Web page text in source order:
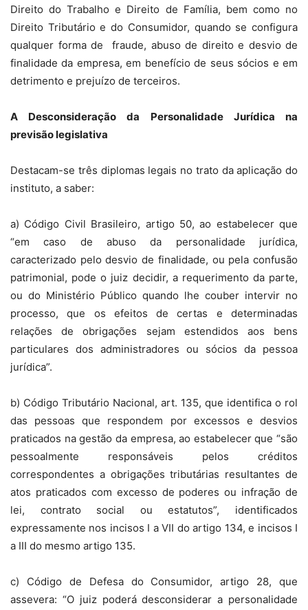
Direito do Trabalho e Direito de Família, bem como no
Direito Tributário e do Consumidor, quando se configura
qualquer forma de fraude, abuso de direito e desvio de
finalidade da empresa, em benefício de seus sócios e em
detrimento e prejuízo de terceiros.
A Desconsideração da Personalidade Jurídica na
previsão legislativa
Destacam-se três diplomas legais no trato da aplicação do
instituto, a saber:
a) Código Civil Brasileiro, artigo 50, ao estabelecer que
“em caso de abuso da personalidade jurídica,
caracterizado pelo desvio de finalidade, ou pela confusão
patrimonial, pode o juiz decidir, a requerimento da parte,
ou do Ministério Público quando lhe couber intervir no
processo, que os efeitos de certas e determinadas
relações de obrigações sejam estendidos aos bens
particulares dos administradores ou sócios da pessoa
jurídica”.
b) Código Tributário Nacional, art. 135, que identifica o rol
das pessoas que respondem por excessos e desvios
praticados na gestão da empresa, ao estabelecer que “são
pessoalmente responsáveis pelos créditos
correspondentes a obrigações tributárias resultantes de
atos praticados com excesso de poderes ou infração de
lei, contrato social ou estatutos”, identificados
expressamente nos incisos I a VII do artigo 134, e incisos I
a III do mesmo artigo 135.
c) Código de Defesa do Consumidor, artigo 28, que
assevera: “O juiz poderá desconsiderar a personalidade